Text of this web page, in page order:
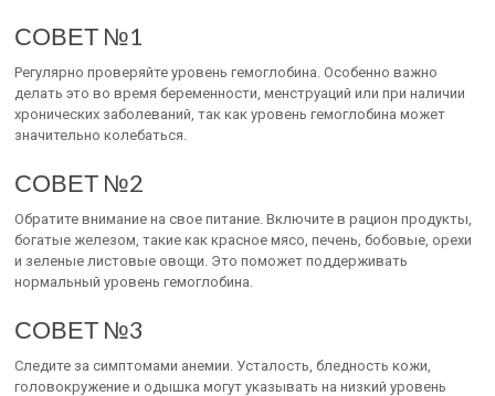
СОВЕТ №1
Регулярно проверяйте уровень гемоглобина. Особенно важно
делать это во время беременности, менструаций или при наличии
хронических заболеваний, так как уровень гемоглобина может
значительно колебаться.
СОВЕТ №2
Обратите внимание на свое питание. Включите в рацион продукты,
богатые железом, такие как красное мясо, печень, бобовые, орехи
и зеленые листовые овощи. Это поможет поддерживать
нормальный уровень гемоглобина.
СОВЕТ №3
Следите за симптомами анемии. Усталость, бледность кожи,
головокружение и одышка могут указывать на низкий уровень